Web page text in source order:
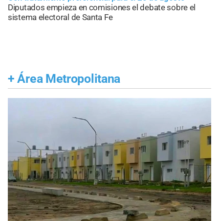
Diputados empieza en comisiones el debate sobre el
sistema electoral de Santa Fe
+ Área Metropolitana